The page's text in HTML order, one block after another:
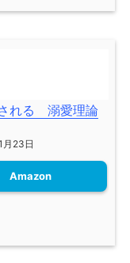
れる 溺愛理論
23日
Amazon